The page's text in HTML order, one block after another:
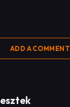
ADD A COMMENT